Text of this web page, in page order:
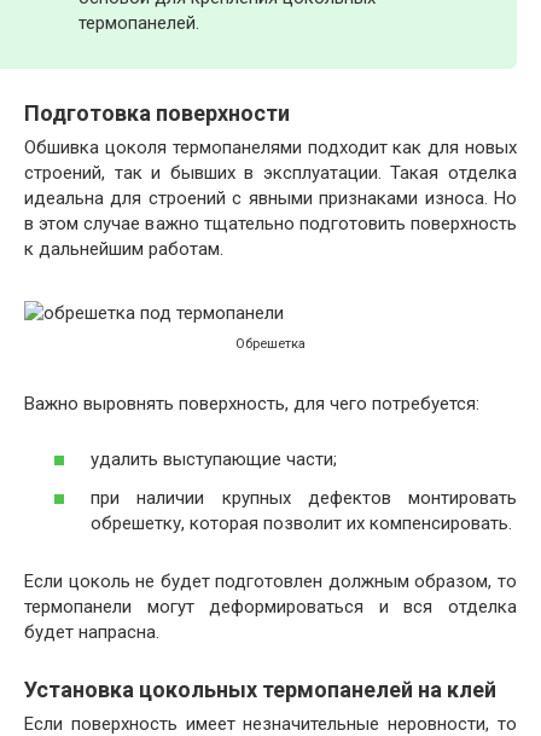
термопанелей.
Подготовка поверхности
Обшивка цоколя термопанелями подходит как для новых
строений, так и бывших в эксплуатации. Такая отделка
идеальна для строений с явными признаками износа. Но
в этом случае важно тщательно подготовить поверхность
к дальнейшим работам.
Обрешетка
Важно выровнять поверхность, для чего потребуется:
удалить выступающие части;
при наличии крупных дефектов монтировать
обрешетку, которая позволит их компенсировать.
Если цоколь не будет подготовлен должным образом, то
термопанели могут деформироваться и вся отделка
будет напрасна.
Установка цокольных термопанелей на клей
Если поверхность имеет незначительные неровности, то